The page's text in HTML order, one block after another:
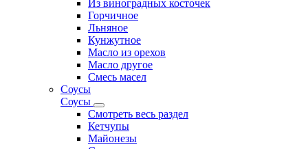
Из виноградных косточек
Горчичное
Льняное
Кунжутное
Масло из орехов
Масло другое
Смесь масел
Соусы
Соусы
Смотреть весь раздел
Кетчупы
Майонезы